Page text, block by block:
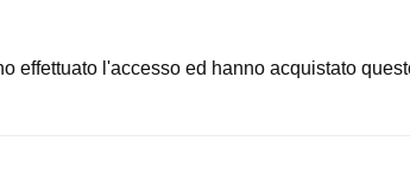
effettuato l'accesso ed hanno acquistato